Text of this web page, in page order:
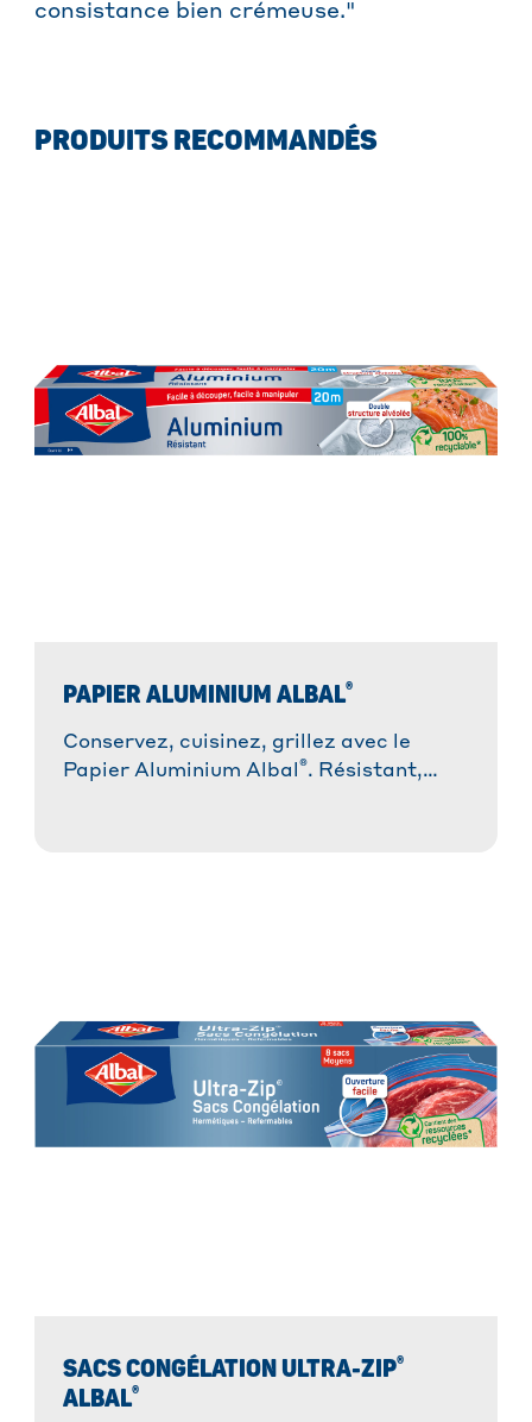
consistance bien crémeuse."
PRODUITS RECOMMANDÉS
PAPIER ALUMINIUM ALBAL®
Conservez, cuisinez, grillez avec le
Papier Aluminium Albal®. Résistant,
SACS CONGÉLATION ULTRA-ZIP®
ALBAL®